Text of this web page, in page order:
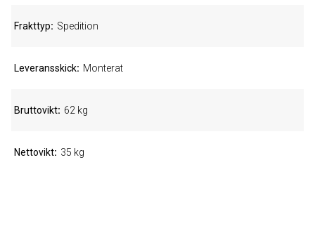
Frakttyp Spedition
Leveransskick Monterat
Bruttovikt 62 kg
Nettovikt 35 kg